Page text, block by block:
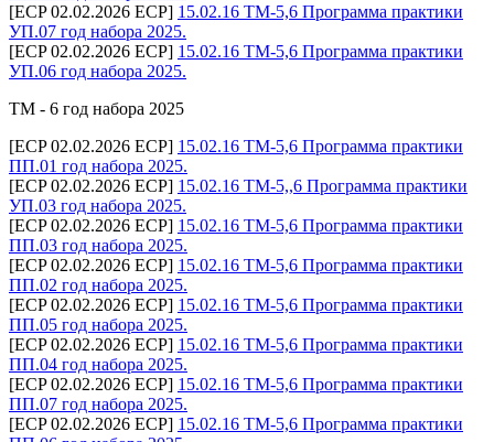
[ECP 02.02.2026 ECP] 15.02.16 ТМ-5,6 Программа практики
УП.07 год набора 2025.
[ECP 02.02.2026 ECP] 15.02.16 ТМ-5,6 Программа практики
УП.06 год набора 2025.
ТМ - 6 год набора 2025
[ECP 02.02.2026 ECP] 15.02.16 ТМ-5,6 Программа практики
ПП.01 год набора 2025.
[ECP 02.02.2026 ECP] 15.02.16 ТМ-5,,6 Программа практики
УП.03 год набора 2025.
[ECP 02.02.2026 ECP] 15.02.16 ТМ-5,6 Программа практики
ПП.03 год набора 2025.
[ECP 02.02.2026 ECP] 15.02.16 ТМ-5,6 Программа практики
ПП.02 год набора 2025.
[ECP 02.02.2026 ECP] 15.02.16 ТМ-5,6 Программа практики
ПП.05 год набора 2025.
[ECP 02.02.2026 ECP] 15.02.16 ТМ-5,6 Программа практики
ПП.04 год набора 2025.
[ECP 02.02.2026 ECP] 15.02.16 ТМ-5,6 Программа практики
ПП.07 год набора 2025.
[ECP 02.02.2026 ECP] 15.02.16 ТМ-5,6 Программа практики